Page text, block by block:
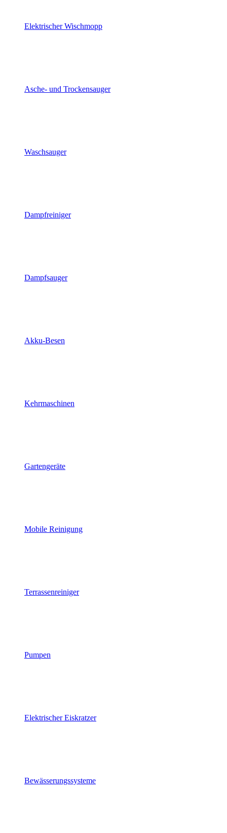
Elektrischer Wischmopp
Asche- und Trockensauger
Waschsauger
Dampfreiniger
Dampfsauger
Akku-Besen
Kehrmaschinen
Gartengeräte
Mobile Reinigung
Terrassenreiniger
Pumpen
Elektrischer Eiskratzer
Bewässerungssysteme